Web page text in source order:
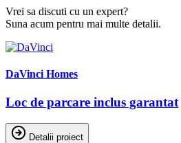
Vrei sa discuti cu un expert?
Suna acum pentru mai multe detalii.
DaVinci Homes
Loc de parcare inclus garantat
Detalii proiect